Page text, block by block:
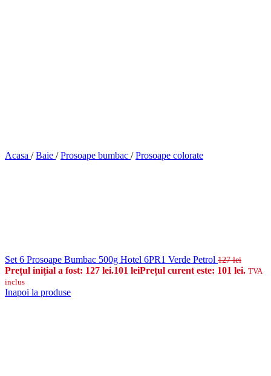
Acasa / Baie / Prosoape bumbac / Prosoape colorate
Set 6 Prosoape Bumbac 500g Hotel 6PR1 Verde Petrol 127lei
Prețul inițial a fost: 127 lei.101 leiPrețul curent este: 101 lei. TVA
inclus
Inapoi la produse